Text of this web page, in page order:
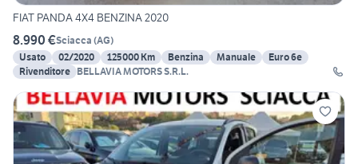
FIAT PANDA 4X4 BENZINA 2020
8.990 €Sciacca (AG)
Usato
02/2020 125000 Km Benzina Manuale
Euro 6e
Rivenditore BELLAVIA MOTORS S.R.L.